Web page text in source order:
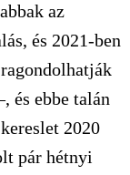
az
és 2021-ben
és ebbe talán
2020
pár hétnyi